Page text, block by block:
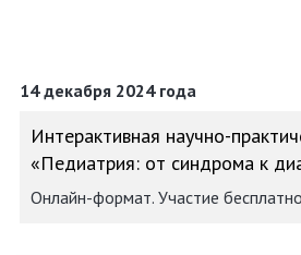
14 декабря 2024 года
Интерактивная научно-
«Педиатрия: от синдрома к
Онлайн-формат. Участие